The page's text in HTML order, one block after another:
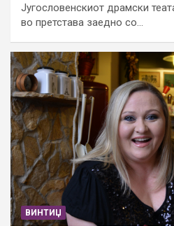
Југословенскиот драмски
во претстава заедно со…
ВИНТИЏ